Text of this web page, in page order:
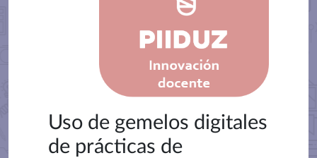
Uso de gemelos digitales
de prácticas de